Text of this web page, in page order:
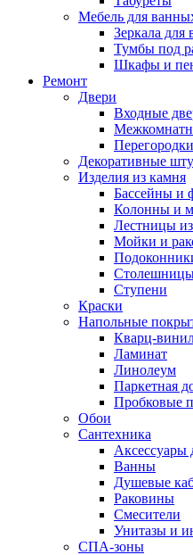
Мебель для
Зеркала для
Тумбы под
Шкафы и
Ремонт
Двери
Входные
Декоративные
Изделия из камня
Бассейны и
Колонны и
Лестницы
Мойки и
Ступени
Краски
Напольные
Кварц-
Ламинат
Линолеум
Паркетная
Пробковые
Обои
Сантехника
Аксессуары
Ванны
Душевые
Раковины
Смесители
Унитазы и
СПА-зоны